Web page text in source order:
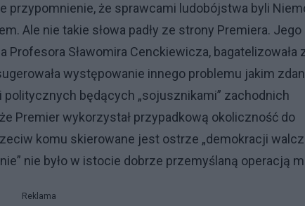
że sprawcami ludobójstwa byli
Ale nie takie słowa padły ze strony Premiera. Jego
Sławomira Cenckiewicza, bagatelizowała
występowanie innego problemu jakim
będących „sojusznikami” zachodnich
Premier wykorzystał przypadkową okoliczność do
komu skierowane jest ostrze „demokracji
nie było w istocie dobrze przemyślaną operacją
Reklama